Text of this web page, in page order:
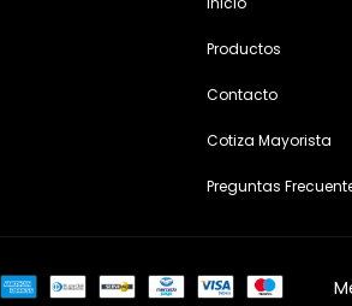
Productos
Contacto
Cotiza Mayorista
Preguntas